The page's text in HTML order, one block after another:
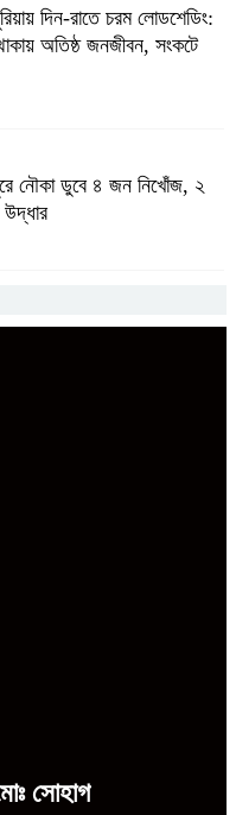
ডেভিড ইমনসহ ৫ সন্ত্রাসীর
চাইবে পুলিশ
নতুন গ্যাস কূপের খনন শুরু, মিলতে
৫-৭ মিলিয়ন ঘনফুট গ্যাস
দিয়ে বগুড়ার সোনাতলা
দিন-রাতে চরম লোডশেডিং:
অতিষ্ঠ জনজীবন, সংকটে
নৌকা ডুবে ৪ জন নিখোঁজ, ২
তীব্র সংকট, রান্না বন্ধ বহু
সোহাগ